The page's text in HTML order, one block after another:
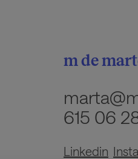
m de
615 06
Linkedin